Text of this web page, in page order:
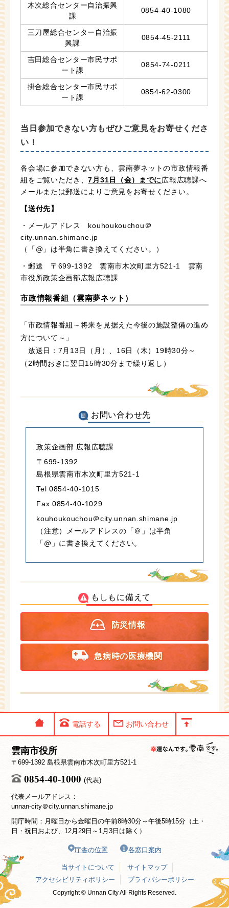
木次総合センター自治振興
課
0854-40-1080
三刀屋総合センター自治振
興課
0854-45-2111
吉田総合センター市民サポ
ート課
0854-74-0211
掛合総合センター市民サポ
ート課
0854-62-0300
当日参加できない方もぜひご意見をお寄せくださ
い！
各会場に参加できない方も、雲南夢ネットの市政情報番
組をご覧いただき、7月31日（金）までに広報広聴課へ
メールまたは郵送によりご意見をお寄せください。
【送付先】
・メールアドレス kouhoukouchou＠
city.unnan.shimane.jp
（「@」は半角に書き換えてください。）
・郵送 〒699-1392 雲南市木次町里方521-1 雲南
市役所政策企画部広報広聴課
市政情報番組（雲南夢ネット）
「市政情報番組～将来を見据えた今後の施設整備の進め
方について～」
放送日：7月13日（月）、16日（木）19時30分～
（2時間おきに翌日15時30分まで繰り返し）
お問い合わせ先
政策企画部 広報広聴課
〒699-1392
島根県雲南市木次町里方521-1
Tel 0854-40-1015
Fax 0854-40-1029
kouhoukouchou＠city.unnan.shimane.jp
（注意）メールアドレスの「＠」は半角
「@」に書き換えてください。
もしもに備えて
防災情報
急病時の医療機関
電話する お問い合わせ
雲南市役所
〒699-1392 島根県雲南市木次町里方521-1
0854-40-1000 (代表)
代表メールアドレス：
unnan-city＠city.unnan.shimane.jp
開庁時間：月曜日から金曜日の午前8時30分～午後5時15分（土・
日・祝日および、12月29日～1月3日は除く）
庁舎の位置 各窓口案内
当サイトについて
サイトマップ
アクセシビリティポリシー
プライバシーポリシー
Copyright © Unnan City All Rights Reserved.